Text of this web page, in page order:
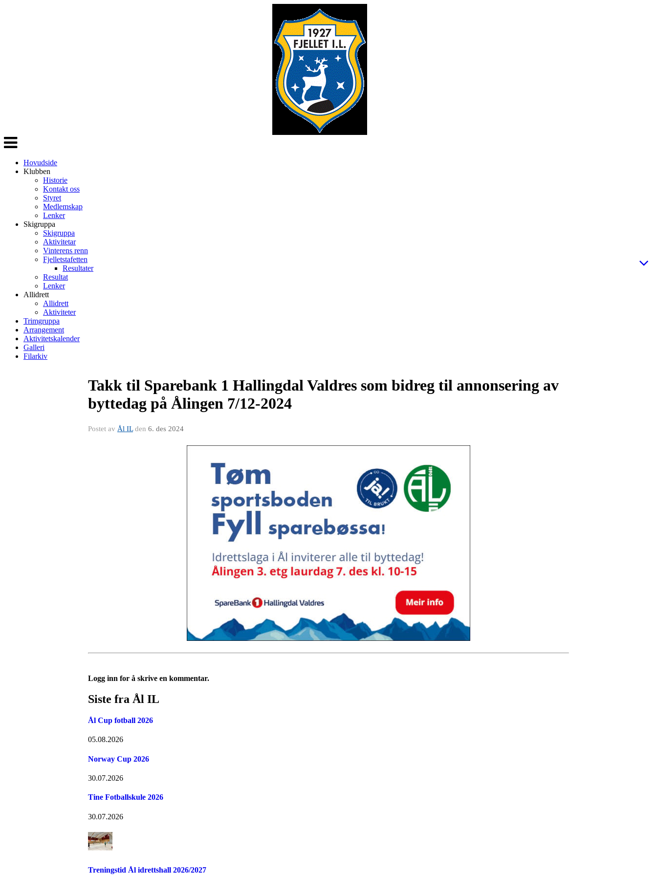
Veksle
navigasjon
Hovudside
Klubben
Historie
Kontakt oss
Styret
Medlemskap
Lenker
Skigruppa
Skigruppa
Aktivitetar
Vinterens renn
Fjelletstafetten
Resultater
Resultat
Lenker
Allidrett
Allidrett
Aktiviteter
Trimgruppa
Arrangement
Aktivitetskalender
Galleri
Filarkiv
Takk til Sparebank 1 Hallingdal Valdres som bidreg til annonsering av
byttedag på Ålingen 7/12-2024
Postet av Ål ILden 6. des 2024
Logg inn for å skrive en kommentar.
Siste fra Ål IL
Ål Cup fotball 2026
05.08.2026
Norway Cup 2026
30.07.2026
Tine Fotballskule 2026
30.07.2026
Treningstid Ål idrettshall 2026/2027